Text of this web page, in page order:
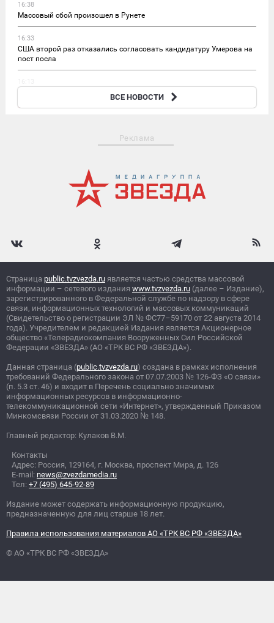
16:38
Массовый сбой произошел в Рунете
16:33
США второй раз отказались согласовать кандидатуру Умерова на
пост посла
Трутнев доложил Путину о росте инвестиций в Дальний
ВСЕ НОВОСТИ
Реклама
Страница public.tvzvezda.ru является частью средства массовой
информации – сетевого издания www.tvzvezda.ru (далее – Издание),
зарегистрированного в Федеральной службе по надзору в сфере
связи, информационных технологий и массовых коммуникаций
(Свидетельство о регистрации ЭЛ № ФС77–59170 от 22 августа 2014
года). Учредителем и редакцией Издания является Акционерное
общество «Телерадиокомпания Вооруженных Сил Российской
Федерации «ЗВЕЗДА» (АО «ТРК ВС РФ «ЗВЕЗДА»).
Данная страница (public.tvzvezda.ru) создана в рамках исполнения
требований Федерального закона от 07.07.2003 № 126-ФЗ «О связи»
(п. 5.3 ст. 46) и входит в Перечень социально значимых
информационных ресурсов в информационно-
телекоммуникационной сети «Интернет», утвержденный Приказом
Минкомсвязи России от 31.03.2020 № 148.
Главный редактор: Кулаков В.М.
Контакты
Адрес: Россия, 129164, г. Москва, проспект Мира, д. 126
E-mail: news@zvezdamedia.ru
Тел: +7 (495) 645-92-89
Издание может содержать информационную продукцию,
предназначенную для лиц старше 18 лет.
Правила использования материалов АО «ТРК ВС РФ «ЗВЕЗДА»
© АО «ТРК ВС РФ «ЗВЕЗДА»